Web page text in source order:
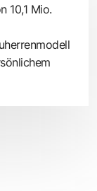
10,1 Mio.